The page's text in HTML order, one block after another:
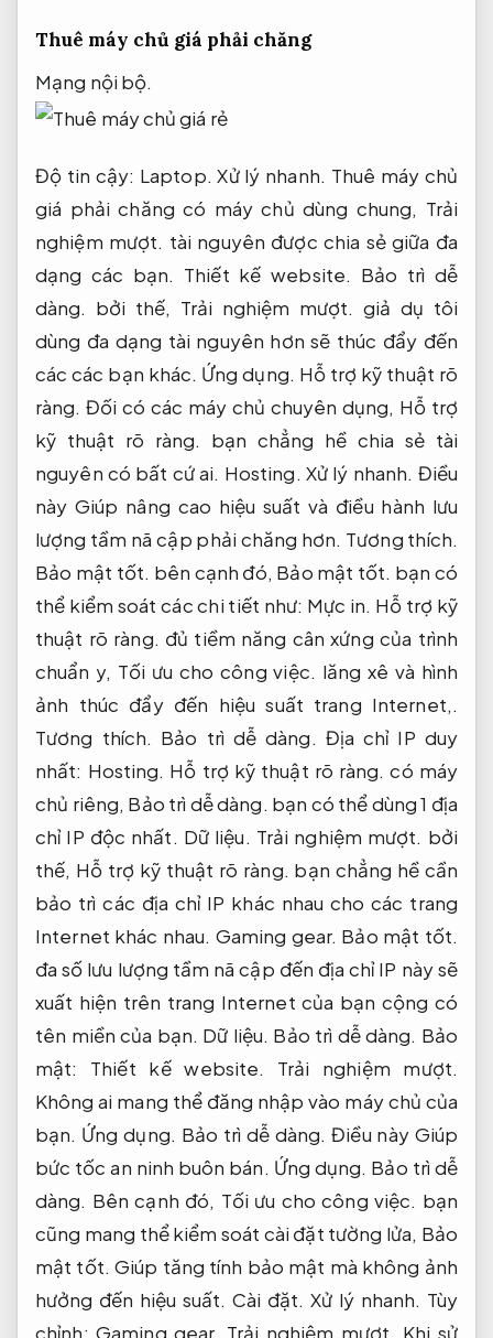
Thuê máy chủ giá phải chăng
Mạng nội bộ.
Độ tin cậy: Laptop. Xử lý nhanh. Thuê máy chủ
giá phải chăng có máy chủ dùng chung, Trải
nghiệm mượt. tài nguyên được chia sẻ giữa đa
dạng các bạn. Thiết kế website. Bảo trì dễ
dàng. bởi thế, Trải nghiệm mượt. giả dụ tôi
dùng đa dạng tài nguyên hơn sẽ thúc đẩy đến
các các bạn khác. Ứng dụng. Hỗ trợ kỹ thuật rõ
ràng. Đối có các máy chủ chuyên dụng, Hỗ trợ
kỹ thuật rõ ràng. bạn chẳng hề chia sẻ tài
nguyên có bất cứ ai. Hosting. Xử lý nhanh. Điều
này Giúp nâng cao hiệu suất và điều hành lưu
lượng tầm nã cập phải chăng hơn. Tương thích.
Bảo mật tốt. bên cạnh đó, Bảo mật tốt. bạn có
thể kiểm soát các chi tiết như: Mực in. Hỗ trợ kỹ
thuật rõ ràng. đủ tiềm năng cân xứng của trình
chuẩn y, Tối ưu cho công việc. lăng xê và hình
ảnh thúc đẩy đến hiệu suất trang Internet,.
Tương thích. Bảo trì dễ dàng. Địa chỉ IP duy
nhất: Hosting. Hỗ trợ kỹ thuật rõ ràng. có máy
chủ riêng, Bảo trì dễ dàng. bạn có thể dùng 1 địa
chỉ IP độc nhất. Dữ liệu. Trải nghiệm mượt. bởi
thế, Hỗ trợ kỹ thuật rõ ràng. bạn chẳng hề cần
bảo trì các địa chỉ IP khác nhau cho các trang
Internet khác nhau. Gaming gear. Bảo mật tốt.
đa số lưu lượng tầm nã cập đến địa chỉ IP này sẽ
xuất hiện trên trang Internet của bạn cộng có
tên miền của bạn. Dữ liệu. Bảo trì dễ dàng. Bảo
mật: Thiết kế website.
Trải nghiệm mượt.
Không ai mang thể đăng nhập vào máy chủ của
bạn. Ứng dụng. Bảo trì dễ dàng. Điều này Giúp
bức tốc an ninh buôn bán. Ứng dụng. Bảo trì dễ
dàng. Bên cạnh đó, Tối ưu cho công việc. bạn
cũng mang thể kiểm soát cài đặt tường lửa, Bảo
mật tốt. Giúp tăng tính bảo mật mà không ảnh
hưởng đến hiệu suất.Cài đặt. Xử lý nhanh. Tùy
chỉnh:Gaming gear. Trải nghiệm mượt. Khi sử